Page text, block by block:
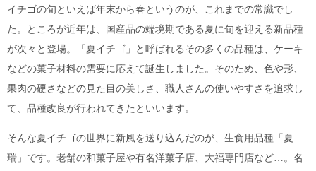
イチゴの旬といえば年末から春というのが、これまでの常識でし
た。ところが近年は、国産品の端境期である夏に旬を迎える新品種
が次々と登場。「夏イチゴ」と呼ばれるその多くの品種は、ケーキ
などの菓子材料の需要に応えて誕生しました。そのため、色や形、
果肉の硬さなどの見た目の美しさ、職人さんの使いやすさを追求し
て、品種改良が行われてきたといいます。
そんな夏イチゴの世界に新風を送り込んだのが、生食用品種「夏
瑞」です。老舗の和菓子屋や有名洋菓子店、大福専門店など…。名